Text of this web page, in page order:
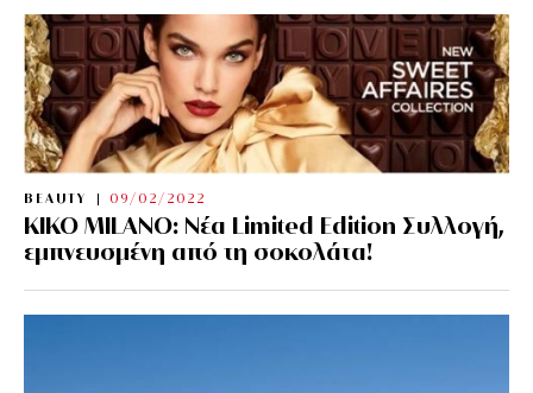
BEAUTY 09/02/2022
KIKO MILANO: Νέα Limited Edition Συλλογή,
εμπνευσμένη από τη σοκολάτα!